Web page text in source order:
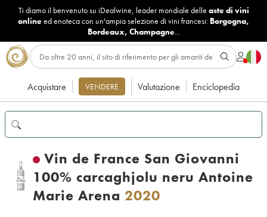
Ti diamo il benvenuto su iDealwine, leader mondiale delle aste di vini
onlineed enoteca con un'ampia selezione di vini francesi: Borgogna,
Bordeaux, Champagne...
Acquistare VENDERE Valutazione Enciclopedia
Vin de France San Giovanni
100% carcaghjolu neru Antoine
Marie Arena 2020